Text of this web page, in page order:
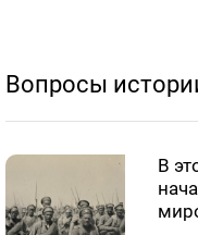
Вопросы
В